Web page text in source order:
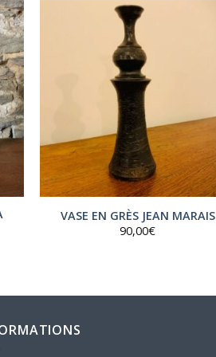
VASE EN GRÈS JEAN MARAIS
90,00€